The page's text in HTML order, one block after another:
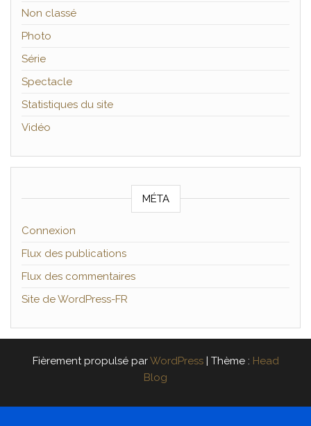
Non classé
Photo
Série
Spectacle
Statistiques du site
Vidéo
MÉTA
Connexion
Flux des publications
Flux des commentaires
Site de WordPress-FR
Fièrement propulsé parWordPress | Thème : Head
Blog